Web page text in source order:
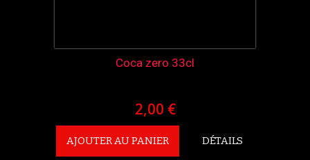
Coca zero 33cl
2,00 €
AJOUTER AU PANIER DÉTAILS